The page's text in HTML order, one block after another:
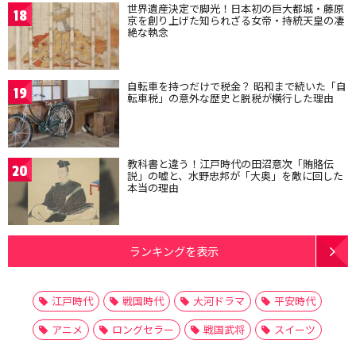
18 世界遺産決定で脚光！日本初の巨大都城・藤原
京を創り上げた知られざる女帝・持統天皇の凄
絶な執念
19 自転車を持つだけで税金？ 昭和まで続いた「自
転車税」の意外な歴史と脱税が横行した理由
20 教科書と違う！江戸時代の田沼意次「賄賂伝
説」の嘘と、水野忠邦が「大奥」を敵に回した
本当の理由
ランキングを表示
江戸時代 戦国時代 大河ドラマ
平安時代
アニメ
ロングセラー 戦国武将
スイーツ